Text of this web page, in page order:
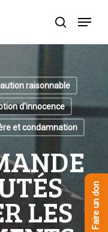
recherche
Menu
raisonnable
d'innocence
et condamnation
LES Faire un don